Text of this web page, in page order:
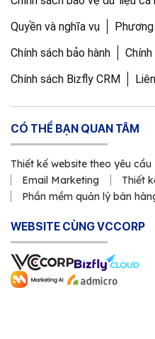
Quyền và nghĩa vụ
Chính sách bảo hành
Chính sách Bizfly CRM
CÓ THỂ BẠN QUAN TÂM
Thiết kế website theo yêu cầu
Email Marketing
Thiết
Phần mềm quản lý bán
WEBSITE CÙNG VCCORP